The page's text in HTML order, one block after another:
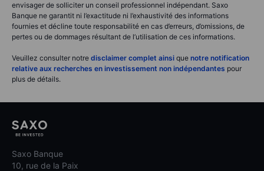
envisager de solliciter un conseil professionnel indépendant. Saxo
Banque ne garantit ni l’exactitude ni l’exhaustivité des informations
fournies et décline toute responsabilité en cas d’erreurs, d’omissions, de
pertes ou de dommages résultant de l’utilisation de ces informations.
Veuillez consulter notre disclaimer complet ainsi que notre notification
relative aux recherches en investissement non indépendantes pour
plus de détails.
Saxo Banque
10, rue de la Paix